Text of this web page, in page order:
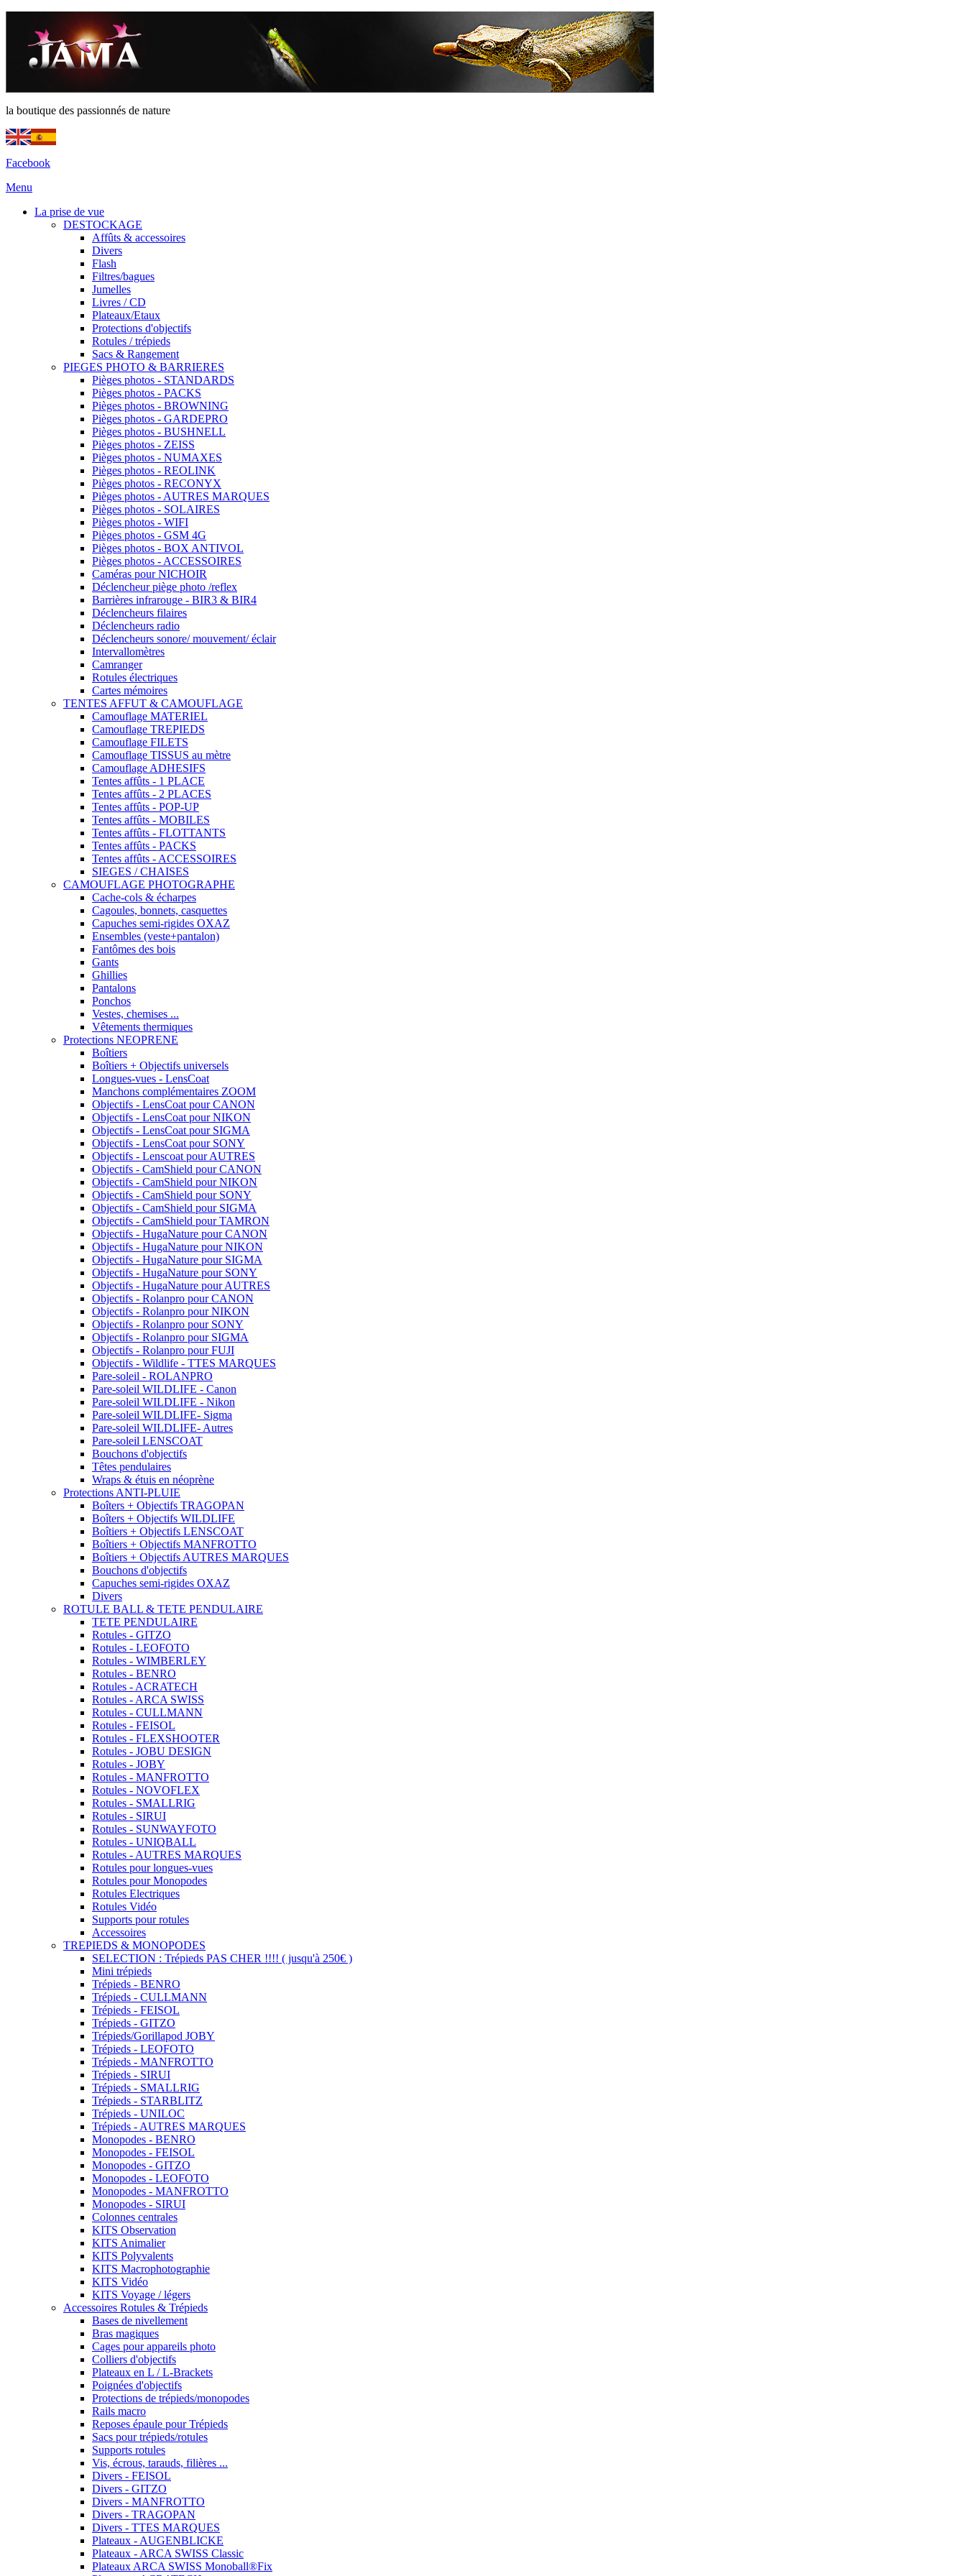
la boutique des passionnés de nature
Facebook
Menu
La prise de vue
DESTOCKAGE
Affûts & accessoires
Divers
Flash
Filtres/bagues
Jumelles
Livres / CD
Plateaux/Etaux
Protections d'objectifs
Rotules / trépieds
Sacs & Rangement
PIEGES PHOTO & BARRIERES
Pièges photos - STANDARDS
Pièges photos - PACKS
Pièges photos - BROWNING
Pièges photos - GARDEPRO
Pièges photos - BUSHNELL
Pièges photos - ZEISS
Pièges photos - NUMAXES
Pièges photos - REOLINK
Pièges photos - RECONYX
Pièges photos - AUTRES MARQUES
Pièges photos - SOLAIRES
Pièges photos - WIFI
Pièges photos - GSM 4G
Pièges photos - BOX ANTIVOL
Pièges photos - ACCESSOIRES
Caméras pour NICHOIR
Déclencheur piège photo /reflex
Barrières infrarouge - BIR3 & BIR4
Déclencheurs filaires
Déclencheurs radio
Déclencheurs sonore/ mouvement/ éclair
Intervallomètres
Camranger
Rotules électriques
Cartes mémoires
TENTES AFFUT & CAMOUFLAGE
Camouflage MATERIEL
Camouflage TREPIEDS
Camouflage FILETS
Camouflage TISSUS au mètre
Camouflage ADHESIFS
Tentes affûts - 1 PLACE
Tentes affûts - 2 PLACES
Tentes affûts - POP-UP
Tentes affûts - MOBILES
Tentes affûts - FLOTTANTS
Tentes affûts - PACKS
Tentes affûts - ACCESSOIRES
SIEGES / CHAISES
CAMOUFLAGE PHOTOGRAPHE
Cache-cols & écharpes
Cagoules, bonnets, casquettes
Capuches semi-rigides OXAZ
Ensembles (veste+pantalon)
Fantômes des bois
Gants
Ghillies
Pantalons
Ponchos
Vestes, chemises ...
Vêtements thermiques
Protections NEOPRENE
Boîtiers
Boîtiers + Objectifs universels
Longues-vues - LensCoat
Manchons complémentaires ZOOM
Objectifs - LensCoat pour CANON
Objectifs - LensCoat pour NIKON
Objectifs - LensCoat pour SIGMA
Objectifs - LensCoat pour SONY
Objectifs - Lenscoat pour AUTRES
Objectifs - CamShield pour CANON
Objectifs - CamShield pour NIKON
Objectifs - CamShield pour SONY
Objectifs - CamShield pour SIGMA
Objectifs - CamShield pour TAMRON
Objectifs - HugaNature pour CANON
Objectifs - HugaNature pour NIKON
Objectifs - HugaNature pour SIGMA
Objectifs - HugaNature pour SONY
Objectifs - HugaNature pour AUTRES
Objectifs - Rolanpro pour CANON
Objectifs - Rolanpro pour NIKON
Objectifs - Rolanpro pour SONY
Objectifs - Rolanpro pour SIGMA
Objectifs - Rolanpro pour FUJI
Objectifs - Wildlife - TTES MARQUES
Pare-soleil - ROLANPRO
Pare-soleil WILDLIFE - Canon
Pare-soleil WILDLIFE - Nikon
Pare-soleil WILDLIFE- Sigma
Pare-soleil WILDLIFE- Autres
Pare-soleil LENSCOAT
Bouchons d'objectifs
Têtes pendulaires
Wraps & étuis en néoprène
Protections ANTI-PLUIE
Boîters + Objectifs TRAGOPAN
Boîters + Objectifs WILDLIFE
Boîtiers + Objectifs LENSCOAT
Boîtiers + Objectifs MANFROTTO
Boîtiers + Objectifs AUTRES MARQUES
Bouchons d'objectifs
Capuches semi-rigides OXAZ
Divers
ROTULE BALL & TETE PENDULAIRE
TETE PENDULAIRE
Rotules - GITZO
Rotules - LEOFOTO
Rotules - WIMBERLEY
Rotules - BENRO
Rotules - ACRATECH
Rotules - ARCA SWISS
Rotules - CULLMANN
Rotules - FEISOL
Rotules - FLEXSHOOTER
Rotules - JOBU DESIGN
Rotules - JOBY
Rotules - MANFROTTO
Rotules - NOVOFLEX
Rotules - SMALLRIG
Rotules - SIRUI
Rotules - SUNWAYFOTO
Rotules - UNIQBALL
Rotules - AUTRES MARQUES
Rotules pour longues-vues
Rotules pour Monopodes
Rotules Electriques
Rotules Vidéo
Supports pour rotules
Accessoires
TREPIEDS & MONOPODES
SELECTION : Trépieds PAS CHER !!!! ( jusqu'à 250€ )
Mini trépieds
Trépieds - BENRO
Trépieds - CULLMANN
Trépieds - FEISOL
Trépieds - GITZO
Trépieds/Gorillapod JOBY
Trépieds - LEOFOTO
Trépieds - MANFROTTO
Trépieds - SIRUI
Trépieds - SMALLRIG
Trépieds - STARBLITZ
Trépieds - UNILOC
Trépieds - AUTRES MARQUES
Monopodes - BENRO
Monopodes - FEISOL
Monopodes - GITZO
Monopodes - LEOFOTO
Monopodes - MANFROTTO
Monopodes - SIRUI
Colonnes centrales
KITS Observation
KITS Animalier
KITS Polyvalents
KITS Macrophotographie
KITS Vidéo
KITS Voyage / légers
Accessoires Rotules & Trépieds
Bases de nivellement
Bras magiques
Cages pour appareils photo
Colliers d'objectifs
Plateaux en L / L-Brackets
Poignées d'objectifs
Protections de trépieds/monopodes
Rails macro
Reposes épaule pour Trépieds
Sacs pour trépieds/rotules
Supports rotules
Vis, écrous, tarauds, filières ...
Divers - FEISOL
Divers - GITZO
Divers - MANFROTTO
Divers - TRAGOPAN
Divers - TTES MARQUES
Plateaux - AUGENBLICKE
Plateaux - ARCA SWISS Classic
Plateaux ARCA SWISS Monoball®Fix